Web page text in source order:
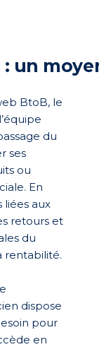
un
BtoB, le
du
ses
ou
En
liées aux
retours et
du
rentabilité.
dispose
pour
en